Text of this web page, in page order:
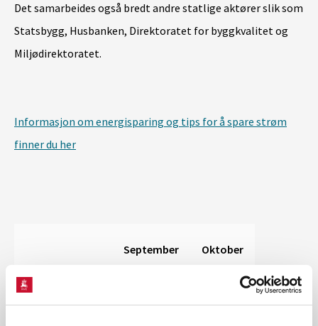
Det samarbeides også bredt andre statlige aktører slik som
Statsbygg, Husbanken, Direktoratet for byggkvalitet og
Miljødirektoratet.
Informasjon om energisparing og tips for å spare strøm
finner du her
September Oktober